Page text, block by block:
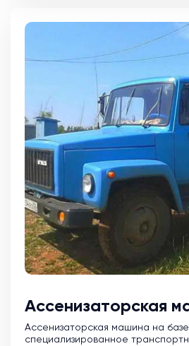
Ассенизаторская
Ассенизаторская машина на
специализированное